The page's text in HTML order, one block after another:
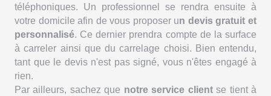
téléphoniques. Un professionnel se rendra ensuite à
votre domicile afin de vous proposer un devis gratuit et
personnalisé. Ce dernier prendra compte de la surface
à carreler ainsi que du carrelage choisi. Bien entendu,
tant que le devis n'est pas signé, vous n'êtes engagé à
rien.
Par ailleurs, sachez que notre service clientse tient à